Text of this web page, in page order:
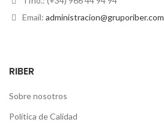
Email: administracion@gruporiber.com
RIBER
Sobre nosotros
Política de Calidad